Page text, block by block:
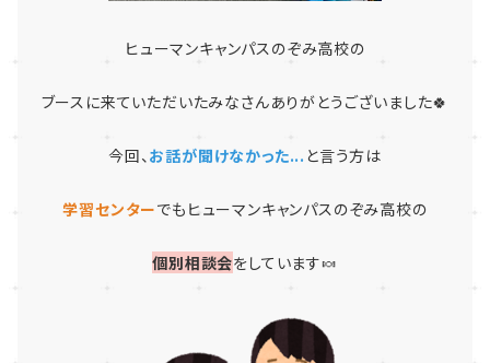
ヒューマンキャンパスのぞみ高校の
ブースに来ていただいたみなさんありがとうございました🍀
今回、お話が聞けなかった... と言う方は
学習センターでもヒューマンキャンパスのぞみ高校の
個別相談会をしています🍬